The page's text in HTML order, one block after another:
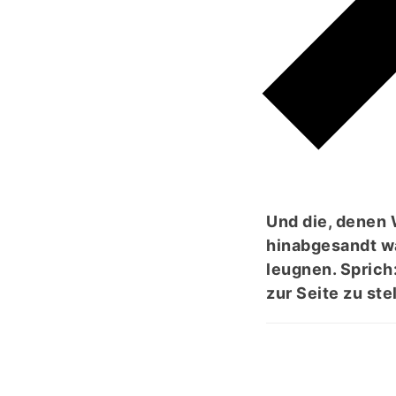
Und die, denen
hinabgesandt
leugnen.
zur Seite zu